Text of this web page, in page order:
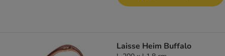
Laisse Heim Buffalo